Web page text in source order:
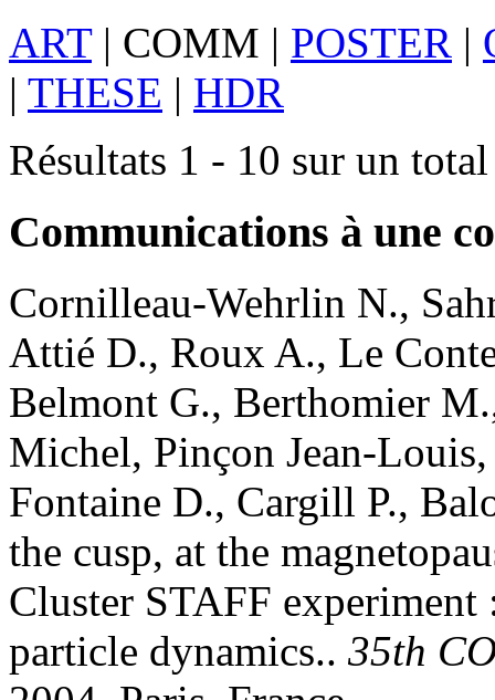
ART| COMM | POSTER |
| THESE | HDR
Résultats 1 - 10 sur un
Communications à une
Cornilleau-Wehrlin N.,
Attié D., Roux A., Le
Belmont G., Berthomier M.
Michel, Pinçon Jean-Louis
Fontaine D., Cargill P.,
the cusp, at the
Cluster STAFF experiment
particle dynamics.. 35th